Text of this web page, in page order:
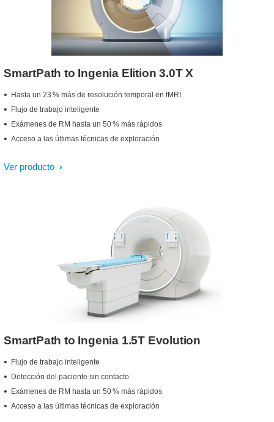
SmartPath to Ingenia Elition 3.0T X
Hasta un 23 % más de resolución temporal en fMRI
Flujo de trabajo inteligente
Exámenes de RM hasta un 50 % más rápidos
Acceso a las últimas técnicas de exploración
Ver producto
SmartPath to Ingenia 1.5T Evolution
Flujo de trabajo inteligente
Detección del paciente sin contacto
Exámenes de RM hasta un 50 % más rápidos
Acceso a las últimas técnicas de exploración